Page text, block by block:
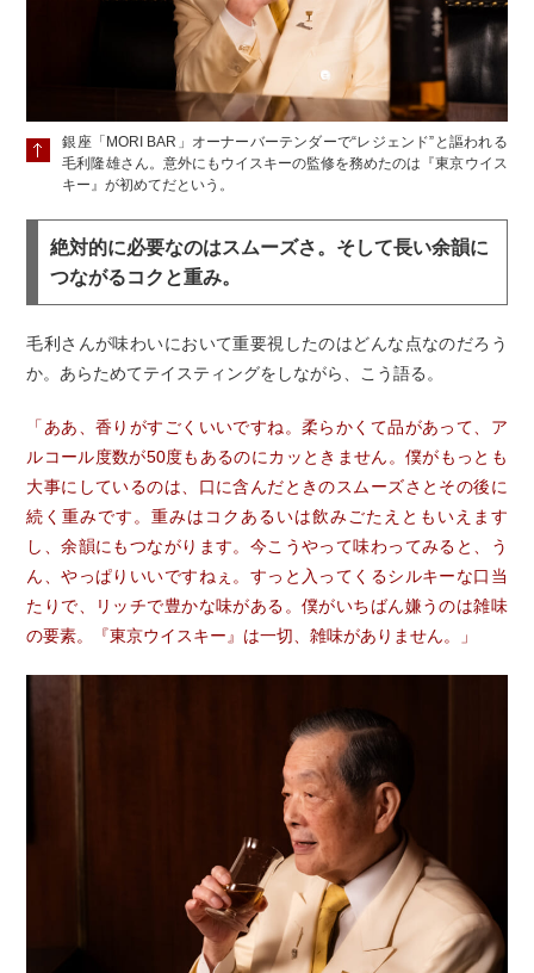
銀座「MORI BAR」オーナーバーテンダーで“レジェンド”と謳われる
毛利隆雄さん。意外にもウイスキーの監修を務めたのは『東京ウイス
キー』が初めてだという。
絶対的に必要なのはスムーズさ。そして長い余韻に
つながるコクと重み。
毛利さんが味わいにおいて重要視したのはどんな点なのだろう
か。あらためてテイスティングをしながら、こう語る。
「ああ、香りがすごくいいですね。柔らかくて品があって、ア
ルコール度数が50度もあるのにカッときません。僕がもっとも
大事にしているのは、口に含んだときのスムーズさとその後に
続く重みです。重みはコクあるいは飲みごたえともいえます
し、余韻にもつながります。今こうやって味わってみると、う
ん、やっぱりいいですねぇ。すっと入ってくるシルキーな口当
たりで、リッチで豊かな味がある。僕がいちばん嫌うのは雑味
の要素。『東京ウイスキー』は一切、雑味がありません。」